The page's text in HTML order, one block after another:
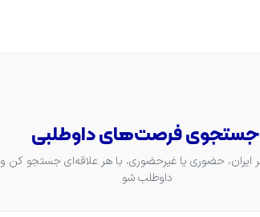
جستجوی فرصت‌های داوطلبی
از سراسر ایران، حضوری یا غیرحضوری، با هر علاقه‌ای جستجو کن و
داوطلب شو